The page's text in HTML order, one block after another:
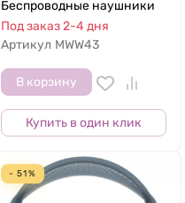
Беспроводные наушники
Под заказ 2-4 дня
Артикул MWW43
В корзину
Купить в один клик
- 51%